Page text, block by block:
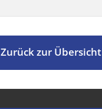
Zurück zur Übersicht